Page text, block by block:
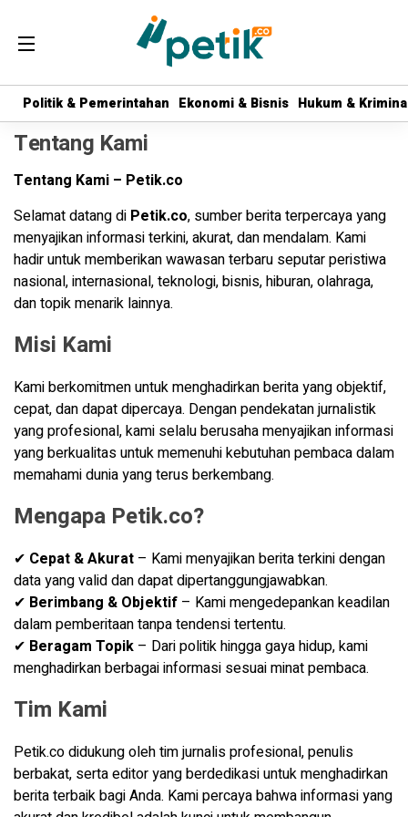
Politik & Pemerintahan Ekonomi & Bisnis Hukum &
Politik & Pemerintahan Ekonomi & Bisnis Hukum &
Tentang Kami
Tentang Kami – Petik.co
Selamat datang di Petik.co, sumber berita terpercaya yang
menyajikan informasi terkini, akurat, dan mendalam. Kami
hadir untuk memberikan wawasan terbaru seputar peristiwa
nasional, internasional, teknologi, bisnis, hiburan, olahraga,
dan topik menarik lainnya.
Misi Kami
Kami berkomitmen untuk menghadirkan berita yang objektif,
cepat, dan dapat dipercaya. Dengan pendekatan jurnalistik
yang profesional, kami selalu berusaha menyajikan informasi
yang berkualitas untuk memenuhi kebutuhan pembaca dalam
memahami dunia yang terus berkembang.
Mengapa Petik.co?
✔ Cepat & Akurat – Kami menyajikan berita terkini dengan
data yang valid dan dapat dipertanggungjawabkan.
✔ Berimbang & Objektif – Kami mengedepankan keadilan
dalam pemberitaan tanpa tendensi tertentu.
✔ Beragam Topik – Dari politik hingga gaya hidup, kami
menghadirkan berbagai informasi sesuai minat pembaca.
Tim Kami
Petik.co didukung oleh tim jurnalis profesional, penulis
berbakat, serta editor yang berdedikasi untuk menghadirkan
berita terbaik bagi Anda. Kami percaya bahwa informasi yang